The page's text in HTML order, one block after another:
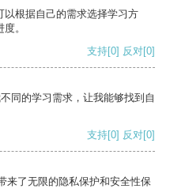
根据自己的需求选择学习方
。
支持[0] 反对[0]
同的学习需求，让我能够找到自
支持[0] 反对[0]
来了无限的隐私保护和安全性保